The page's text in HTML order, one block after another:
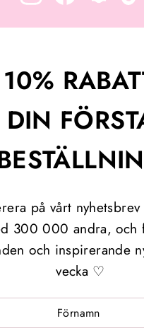
DIN
på vårt nyhetsbrev
300 000 andra, och
och inspirerande
vecka ♡
ANGE
DIN
ANGE
DIN